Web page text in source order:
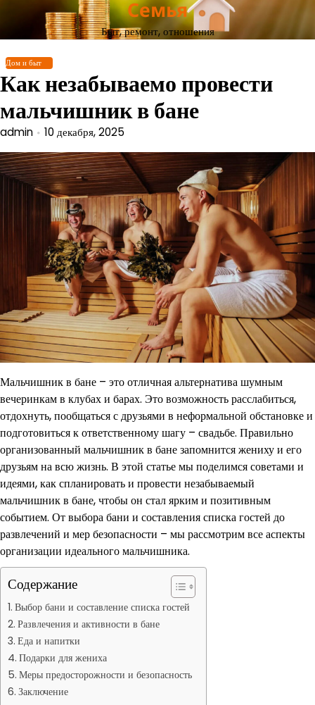
Перейти
содержимому
Семья
Быт, ремонт, отношения
Дом и быт
Как незабываемо провести
мальчишник в бане
admin 10 декабря, 2025
Мальчишник в бане – это отличная альтернатива шумным
вечеринкам в клубах и барах. Это возможность расслабиться,
отдохнуть, пообщаться с друзьями в неформальной обстановке и
подготовиться к ответственному шагу – свадьбе. Правильно
организованный мальчишник в бане запомнится жениху и его
друзьям на всю жизнь. В этой статье мы поделимся советами и
идеями, как спланировать и провести незабываемый
мальчишник в бане, чтобы он стал ярким и позитивным
событием. От выбора бани и составления списка гостей до
развлечений и мер безопасности – мы рассмотрим все аспекты
организации идеального мальчишника.
Содержание
Выбор бани и составление списка гостей
Развлечения и активности в бане
Еда и напитки
Подарки для жениха
Меры предосторожности и безопасность
Заключение